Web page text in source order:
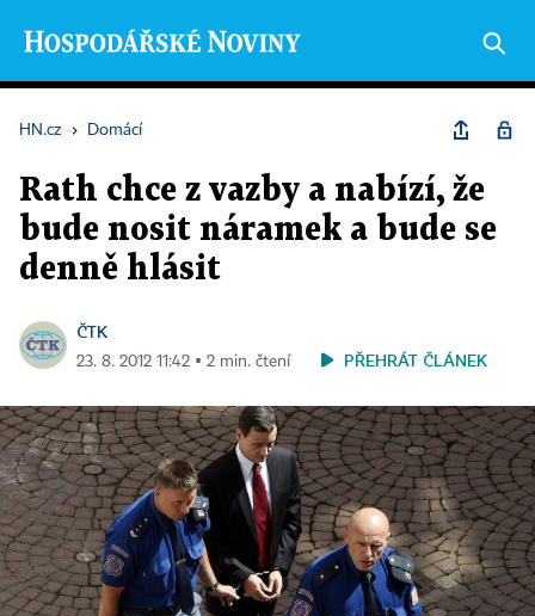
HN.cz › Domácí
Rath chce z vazby a nabízí, že
bude nosit náramek a bude se
denně hlásit
ČTK
23. 8. 2012 11:42 ▪ 2 min. čtení PŘEHRÁT ČLÁNEK